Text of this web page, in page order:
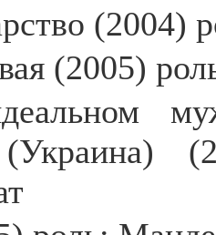
(2004)
(2005)
(Украина)